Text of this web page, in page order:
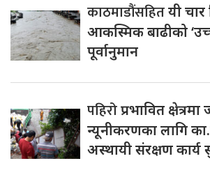
काठमाडौंसहितयी
आकस्मिक बाढीको
पूर्वानुमान
पहिरोप्रभावित
न्यूनीकरणका लागि
अस्थायी संरक्षण कार्य